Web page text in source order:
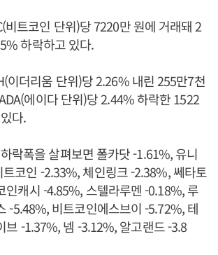
비트코인 단위)당 7220만 원에 거래돼 2
하락하고 있다.
이더리움 단위)당 2.26% 내린 255만7천
에이다 단위)당 2.44% 하락한 1522
다.
락폭을 살펴보면 폴카닷 -1.61%, 유니
코인 -2.33%, 체인링크 -2.38%, 쎄타토
인캐시 -4.85%, 스텔라루멘 -0.18%, 루
-5.48%, 비트코인에스브이 -5.72%, 테
브 -1.37%, 넴 -3.12%, 알고랜드 -3.8